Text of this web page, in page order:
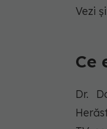
Vezi
Ce
Dr.